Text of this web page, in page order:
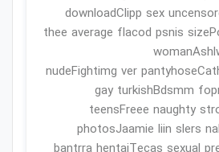
downloadClipp sex
thee average flacod psnis
nudeFightimg ver
gay turkishBdsmm
teensFreee naughty
photosJaamie liin slers